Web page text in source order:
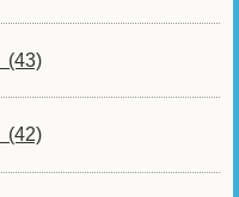
(43)
(42)